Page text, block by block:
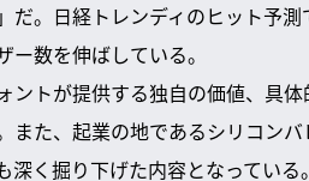
だ。日経トレンディのヒット予測
数を伸ばしている。
ントが提供する独自の価値、具
た、起業の地であるシリコン
く掘り下げた内容となっている。